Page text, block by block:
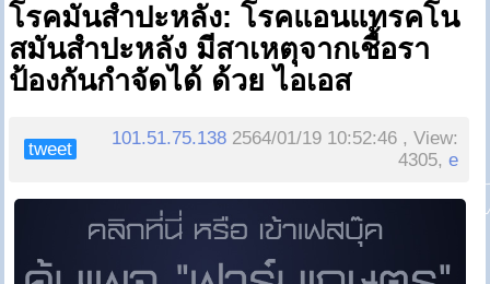
โรคมันสำปะหลัง: โรคแอนแทรคโน
สมันสำปะหลัง มีสาเหตุจากเชื้อรา
ป้องกันกำจัดได้ ด้วย ไอเอส
tweet
101.51.75.138 2564/01/19 10:52:46 , View:
4305,e